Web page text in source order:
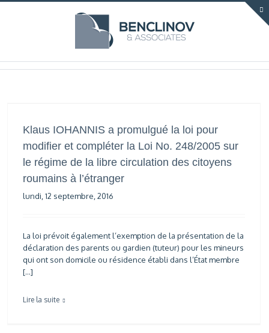
Klaus IOHANNIS a promulgué la loi pour
modifier et compléter la Loi No. 248/2005 sur
le régime de la libre circulation des citoyens
roumains à l’étranger
lundi, 12 septembre, 2016
La loi prévoit également l’exemption de la présentation de la
déclaration des parents ou gardien (tuteur) pour les mineurs
qui ont son domicile ou résidence établi dans l’État membre
[…]
Lire la suite